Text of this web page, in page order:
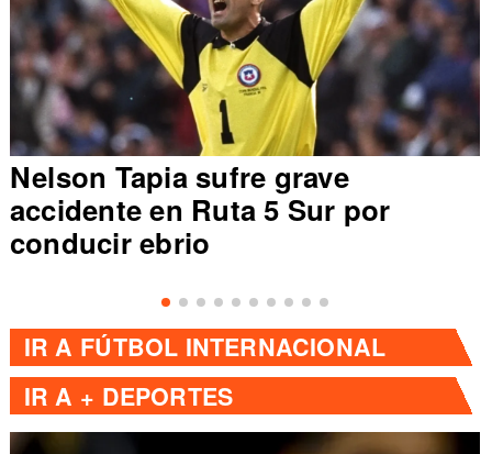
Nelson Tapia sufre grave
accidente en Ruta 5 Sur por
conducir ebrio
IR A FÚTBOL INTERNACIONAL
IR A + DEPORTES